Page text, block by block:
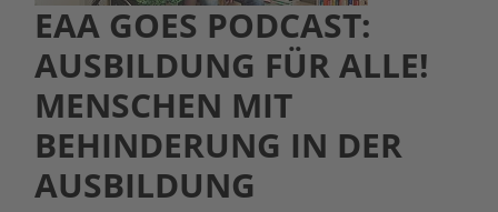
EAA GOES PODCAST:
AUSBILDUNG FÜR ALLE!
MENSCHEN MIT
BEHINDERUNG IN DER
AUSBILDUNG